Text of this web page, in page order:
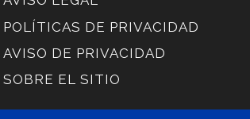
POLÍTICAS DE PRIVACIDAD
AVISO DE PRIVACIDAD
SOBRE EL SITIO